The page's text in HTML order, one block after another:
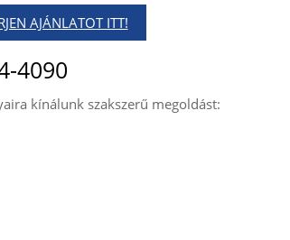
AJÁNLATOT ITT!
4090
kínálunk szakszerű megoldást: